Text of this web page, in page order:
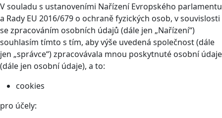
V souladu s ustanoveními Nařízení Evropského parlamentu
a Rady EU 2016/679 o ochraně fyzických osob, v souvislosti
se zpracováním osobních údajů (dále jen „Nařízení“)
souhlasím tímto s tím, aby výše uvedená společnost (dále
jen „správce“) zpracovávala mnou poskytnuté osobní údaje
(dále jen osobní údaje), a to:
cookies
pro účely: